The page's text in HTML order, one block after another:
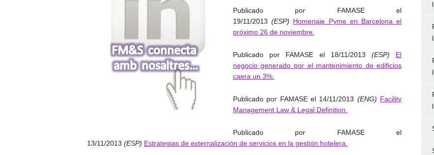
Publicado por FAMASE el
19/11/2013(ESP) Homenaje Pyme en Barcelona el
próximo 26 de noviembre.
Publicado por FAMASE el 18/11/2013(ESP) El
negocio generado por el mantenimiento de edificios
caera un 3%.
Publicado por FAMASE el 14/11/2013 (ENG) Facility
Management Law & Legal Definition.
Publicado por FAMASE el
13/11/2013 (ESP) Estrategias de externalización de servicios en la gestión hotelera.